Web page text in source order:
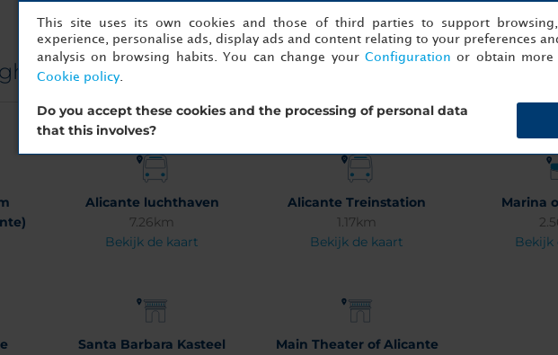
Alicante luchthaven
7.26km
Bekijk de kaart
Alicante Treinstation
1.17km
Bekijk de kaart
Marina
Bekijk
Santa Barbara Kasteel
Main Theater of Alicante
This site uses its own cookies and those of third parties to support
experience, personalise ads, display ads and content relating to your preferences
analysis on browsing habits. You can change your Configuration or obtain
Cookie policy.
Do you accept these cookies and the processing of personal data
that this involves?